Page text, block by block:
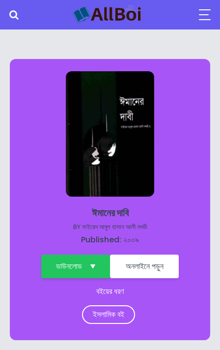
ঈমানের দাবি
BYসাইয়েদ আবুল হাসান আলী নদভী
Published: ২০০৯
ডাউনলোড অনলাইনে পড়ুন
বইয়ের ধরণ
ইসলামিক বই